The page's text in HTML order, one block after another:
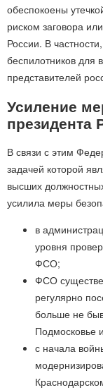
обеспокоены
риском заговора
России. В
беспилотников для
представителей
Усиление
президента
В связи с этим
задачей которой
высших
усилила меры
в
уровня
ФСО;
ФСО
регулярно
больше не
Подмосковье
с начала